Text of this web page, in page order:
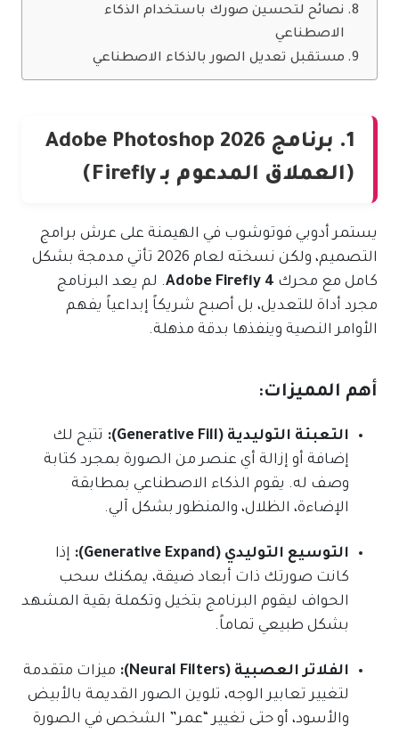
نصائح لتحسين صورك باستخدام الذكاء
الاصطناعي
مستقبل تعديل الصور بالذكاء الاصطناعي
1. برنامج Adobe Photoshop 2026
(العملاق المدعوم بـ Firefly)
يستمر أدوبي فوتوشوب في الهيمنة على عرش برامج
التصميم، ولكن نسخته لعام 2026 تأتي مدمجة بشكل
كامل مع محرك Adobe Firefly 4. لم يعد البرنامج
مجرد أداة للتعديل، بل أصبح شريكاً إبداعياً يفهم
الأوامر النصية وينفذها بدقة مذهلة.
أهم المميزات:
التعبئة التوليدية (Generative Fill):
تتيح لك
إضافة أو إزالة أي عنصر من الصورة بمجرد كتابة
وصف له. يقوم الذكاء الاصطناعي بمطابقة
الإضاءة، الظلال، والمنظور بشكل آلي.
التوسيع التوليدي (Generative Expand):
إذا
كانت صورتك ذات أبعاد ضيقة، يمكنك سحب
الحواف ليقوم البرنامج بتخيل وتكملة بقية المشهد
بشكل طبيعي تماماً.
الفلاتر العصبية (Neural Filters):
ميزات متقدمة
لتغيير تعابير الوجه، تلوين الصور القديمة بالأبيض
والأسود، أو حتى تغيير “عمر” الشخص في الصورة